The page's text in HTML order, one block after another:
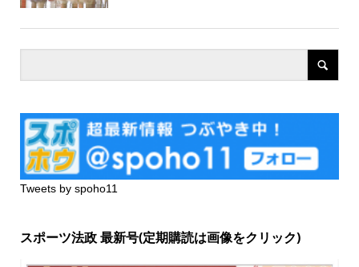
Tweets by spoho11
スポーツ法政 最新号(定期購読は画像をクリック)